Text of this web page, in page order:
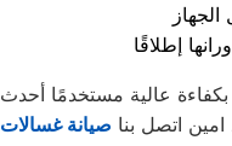
اتصل بنا صيانة غسالات